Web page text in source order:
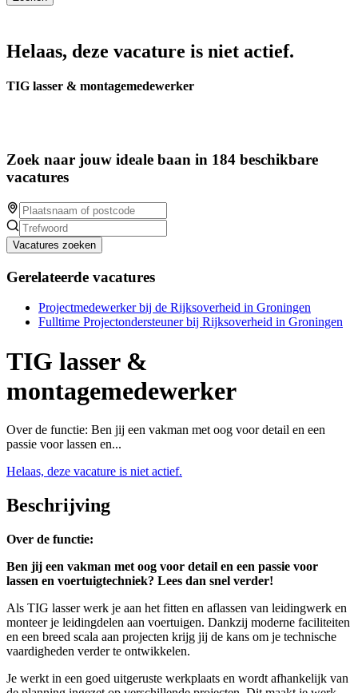
Helaas, deze vacature is niet actief.
TIG lasser & montagemedewerker
Zoek naar jouw ideale baan in 184 beschikbare
vacatures
Vacatures zoeken
Gerelateerde vacatures
Projectmedewerker bij de Rijksoverheid in Groningen
Fulltime Projectondersteuner bij Rijksoverheid in Groningen
TIG lasser &
montagemedewerker
Over de functie: Ben jij een vakman met oog voor detail en een
passie voor lassen en...
Helaas, deze vacature is niet actief.
Beschrijving
Over de functie:
Ben jij een vakman met oog voor detail en een passie voor
lassen en voertuigtechniek? Lees dan snel verder!
Als TIG lasser werk je aan het fitten en aflassen van leidingwerk en
monteer je leidingdelen aan voertuigen. Dankzij moderne faciliteiten
en een breed scala aan projecten krijg jij de kans om je technische
vaardigheden verder te ontwikkelen.
Je werkt in een goed uitgeruste werkplaats en wordt afhankelijk van